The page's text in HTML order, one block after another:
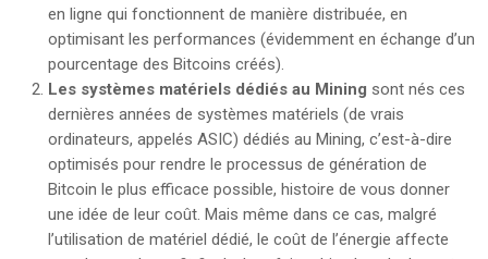
en ligne qui fonctionnent de manière distribuée, en
optimisant les performances (évidemment en échange d’un
pourcentage des Bitcoins créés).
Les systèmes matériels dédiés au Mining sont nés ces
dernières années de systèmes matériels (de vrais
ordinateurs, appelés ASIC) dédiés au Mining, c’est-à-dire
optimisés pour rendre le processus de génération de
Bitcoin le plus efficace possible, histoire de vous donner
une idée de leur coût. Mais même dans ce cas, malgré
l’utilisation de matériel dédié, le coût de l’énergie affecte